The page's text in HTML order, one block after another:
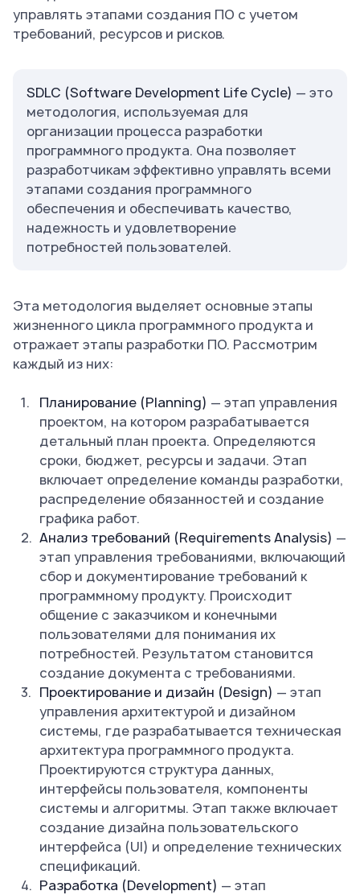
управлять этапами создания ПО с учетом
требований, ресурсов и рисков.
SDLC (Software Development Life Cycle) — это
методология, используемая для
организации процесса разработки
программного продукта. Она позволяет
разработчикам эффективно управлять всеми
этапами создания программного
обеспечения и обеспечивать качество,
надежность и удовлетворение
потребностей пользователей.
Эта методология выделяет основные этапы
жизненного цикла программного продукта и
отражает этапы разработки ПО. Рассмотрим
каждый из них:
Планирование (Planning) — этап управления
проектом, на котором разрабатывается
детальный план проекта. Определяются
сроки, бюджет, ресурсы и задачи. Этап
включает определение команды разработки,
распределение обязанностей и создание
графика работ.
Анализ требований (Requirements Analysis) —
этап управления требованиями, включающий
сбор и документирование требований к
программному продукту. Происходит
общение с заказчиком и конечными
пользователями для понимания их
потребностей. Результатом становится
создание документа с требованиями.
Проектирование и дизайн (Design) — этап
управления архитектурой и дизайном
системы, где разрабатывается техническая
архитектура программного продукта.
Проектируются структура данных,
интерфейсы пользователя, компоненты
системы и алгоритмы. Этап также включает
создание дизайна пользовательского
интерфейса (UI) и определение технических
спецификаций.
Разработка (Development) — этап